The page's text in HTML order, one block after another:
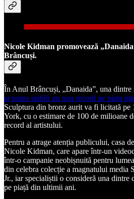
Nicole Kidman promovează
Brâncuși.
În Anul Brâncuși, „Danaida”, una dintre
ar putea stabili un nou record pe piața
Sculptura din bronz aurit va fi licitată pe
York, cu o estimare de 100 de milioane
record al artistului.
Pentru a atrage atenția publicului, casa
Nicole Kidman, care apare într-un
într-o campanie neobișnuită pentru
din celebra colecție a magnatului media
Jr., iar specialiștii o consideră una dintre
pe piață din ultimii ani.